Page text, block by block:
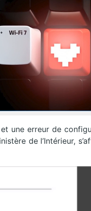
une erreur de
de l’Intérieur,